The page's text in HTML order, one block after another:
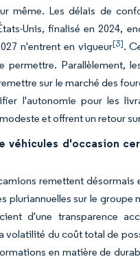
même. Les délais de
Unis, finalisé en 2024,
n'entrent en vigueur[3].
permettre. Parallèlement,
sur le marché des
l'autonomie pour les
et offrent un retour
véhicules d'occasion
remettent
pluriannuelles sur le
d'une transparence
volatilité du coût total de
en matière de